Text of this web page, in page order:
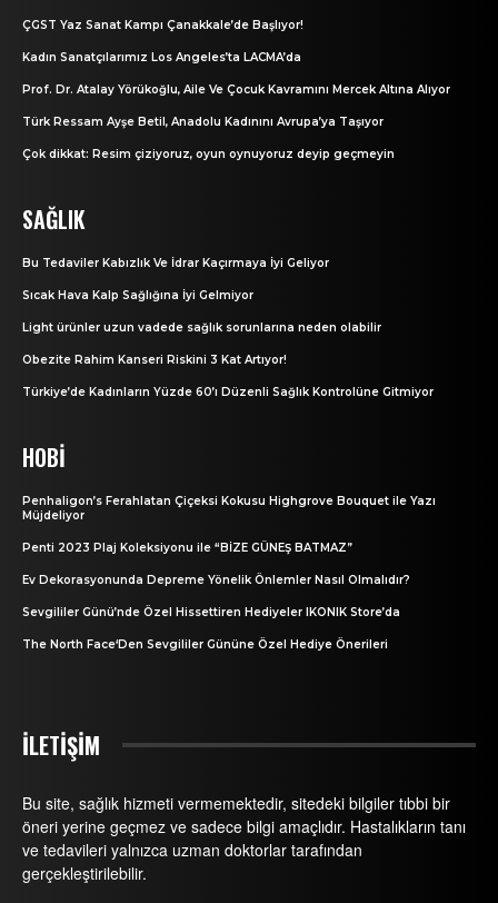
ÇGST Yaz Sanat Kampı Çanakkale’de Başlıyor!
Kadın Sanatçılarımız Los Angeles’ta LACMA’da
Prof. Dr. Atalay Yörükoğlu, Aile Ve Çocuk Kavramını Mercek Altına Alıyor
Türk Ressam Ayşe Betil, Anadolu Kadınını Avrupa’ya Taşıyor
Çok dikkat: Resim çiziyoruz, oyun oynuyoruz deyip geçmeyin
SAĞLIK
Bu Tedaviler Kabızlık Ve İdrar Kaçırmaya İyi Geliyor
Sıcak Hava Kalp Sağlığına İyi Gelmiyor
Light ürünler uzun vadede sağlık sorunlarına neden olabilir
Obezite Rahim Kanseri Riskini 3 Kat Artıyor!
Türkiye’de Kadınların Yüzde 60’ı Düzenli Sağlık Kontrolüne Gitmiyor
HOBI
Penhaligon’s Ferahlatan Çiçeksi Kokusu Highgrove Bouquet ile Yazı
Müjdeliyor
Penti 2023 Plaj Koleksiyonu ile “BİZE GÜNEŞ BATMAZ”
Ev Dekorasyonunda Depreme Yönelik Önlemler Nasıl Olmalıdır?
Sevgililer Günü’nde Özel Hissettiren Hediyeler IKONIK Store’da
The North Face‘Den Sevgililer Gününe Özel Hediye Önerileri
İLETİŞİM
Bu site, sağlık hizmeti vermemektedir, sitedeki bilgiler tıbbi bir
öneri yerine geçmez ve sadece bilgi amaçlıdır. Hastalıkların tanı
ve tedavileri yalnızca uzman doktorlar tarafından
gerçekleştirilebilir.